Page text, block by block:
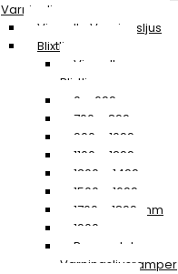
Varningljus
Visa alla Varningsljus
Blixtljusramper
Visa alla
Blixtljusramper
0 – 699 mm
700 – 899 mm
900 – 1099 mm
1100 – 1299 mm
1300 – 1499 mm
1500 – 1699 mm
1700 – 1899 mm
1900 mm »
Reservdelar
Varningsljusramper